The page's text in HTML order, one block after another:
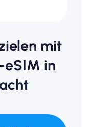
mit
eSIM in